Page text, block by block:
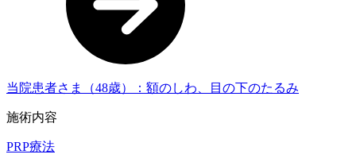
当院患者さま（48歳）：額のしわ、目の下のたるみ
施術内容
PRP療法